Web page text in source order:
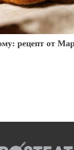
рецепт от